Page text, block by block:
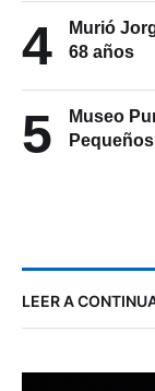
4
Murió
68 años
5
Museo
LEER A